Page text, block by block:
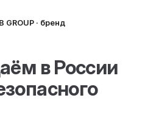
GROUP · бренд
в России